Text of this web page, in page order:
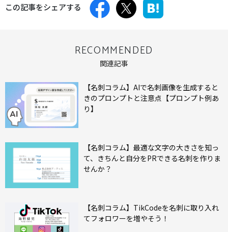
この記事をシェアする
RECOMMENDED
関連記事
【名刺コラム】AIで名刺画像を生成すると
きのプロンプトと注意点【プロンプト例あ
り】
【名刺コラム】最適な文字の大きさを知っ
て、きちんと自分をPRできる名刺を作りま
せんか？
【名刺コラム】TikCodeを名刺に取り入れ
てフォロワーを増やそう！